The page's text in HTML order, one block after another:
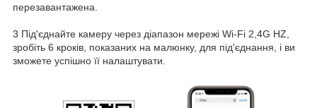
перезавантажена.
3 Під'єднайте камеру через діапазон мережі Wi-Fi 2,4G HZ,
зробіть 6 кроків, показаних на малюнку, для під'єднання, і ви
зможете успішно її налаштувати.